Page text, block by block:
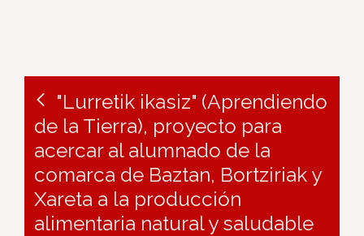
"Lurretik ikasiz" (Aprendiendo
de la Tierra), proyecto para
acercar al alumnado de la
comarca de Baztan, Bortziriak y
Xareta a la producción
alimentaria natural y saludable